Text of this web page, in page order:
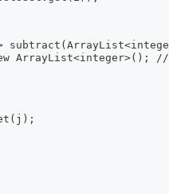
ArrayList<integer>(); //